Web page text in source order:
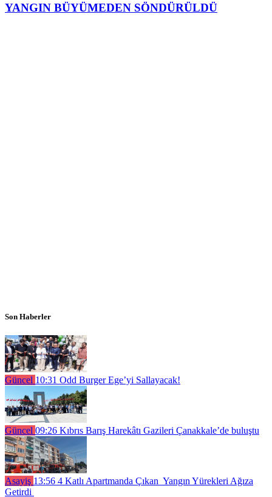
YANGIN BÜYÜMEDEN SÖNDÜRÜLDÜ
Son Haberler
Güncel 10:31 Odd Burger Ege’yi Sallayacak!
Güncel 09:26 Kıbrıs Barış Harekâtı Gazileri Çanakkale’de buluştu
Asayiş 13:56 4 Katlı Apartmanda Çıkan Yangın Yürekleri Ağıza
Getirdi